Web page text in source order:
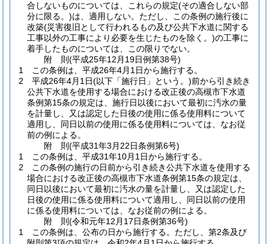
合しないものについては、これらの規定(その適合しない部
分に限る。)は、適用しない。 ただし、この条例の施行後に
改築(災害復旧として行われるもの及び公共下水道に関する
工事以外の工事により必要を生じたものを除く。)の工事に
着手したものについては、この限りでない。
附 則(平成25年12月19日例第38号)
1
この条例は、平成26年4月1日から施行する。
2
平成26年4月1日(以下「施行日」という。)前から引き続き
公共下水道を使用する場合における改正後の高槻市下水道
条例第15条の規定は、施行日以後において最初に汚水の量
を計量し、又は認定した日後の使用に係る使用料について
適用し、同日以前の使用に係る使用料については、なお従
前の例による。
附 則(平成31年3月22日条例第6号)
1
この条例は、平成31年10月1日から施行する。
2
この条例の施行の日前から引き続き公共下水道を使用する
場合における改正後の高槻市下水道条例第15条の規定は、
同日以後において最初に汚水の量を計量し、又は認定した
日後の使用に係る使用料について適用し、同日以前の使用
に係る使用料については、なお従前の例による。
附 則(令和元年12月17日条例第36号)
1
この条例は、公布の日から施行する。 ただし、第2条及び